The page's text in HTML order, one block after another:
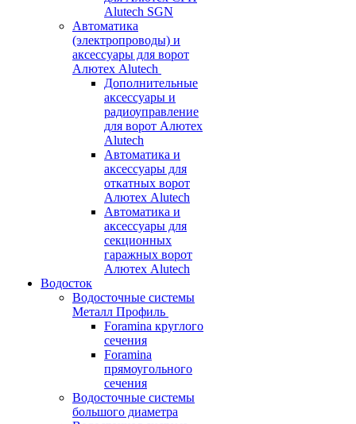
Alutech SGN
Автоматика
(электропроводы) и
аксессуары для ворот
Алютех Alutech
Дополнительные
аксессуары и
радиоуправление
для ворот Алютех
Alutech
Автоматика и
аксессуары для
откатных ворот
Алютех Alutech
Автоматика и
аксессуары для
секционных
гаражных ворот
Алютех Alutech
Водосток
Водосточные системы
Металл Профиль
Foramina круглого
сечения
Foramina
прямоугольного
сечения
Водосточные системы
большого диаметра